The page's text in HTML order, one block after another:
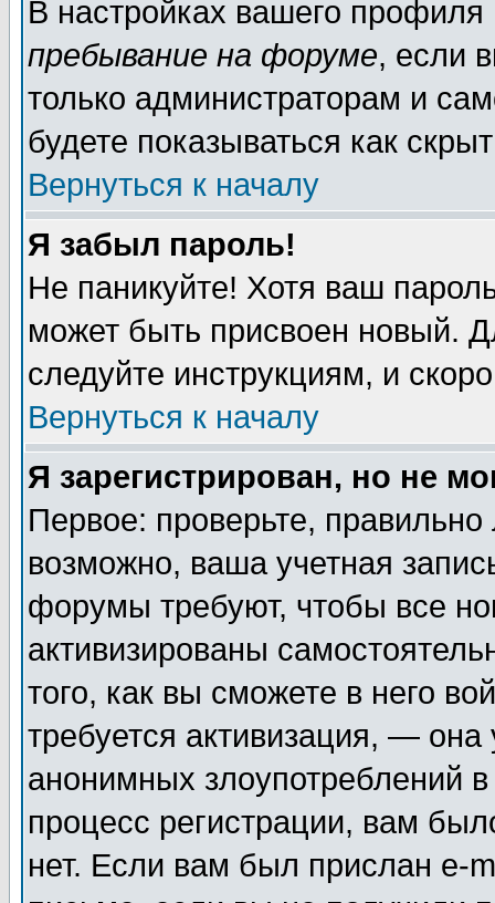
В настройках вашего
пребывание на форуме, если
только администраторам и
будете показываться как
Вернуться к началу
Я забыл пароль!
Не паникуйте! Хотя ваш
может быть присвоен новый.
следуйте инструкциям, и
Вернуться к началу
Я зарегистрирован, но не
Первое: проверьте,
возможно, ваша учетная
форумы требуют, чтобы все
активизированы
того, как вы сможете в него
требуется активизация, —
анонимных злоупотреблений
процесс регистрации, вам
нет. Если вам был прислан e-